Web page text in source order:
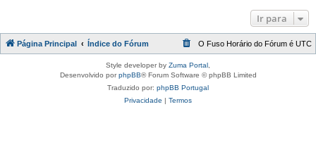
Ir para
Página Principal Índice do Fórum O Fuso Horário do Fórum é UTC
Style developer by Zuma Portal
Desenvolvido porphpBB® Forum Software © phpBB Limited
Traduzido por: phpBB Portugal
Privacidade | Termos